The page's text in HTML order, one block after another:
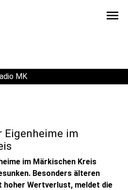
menu
MK
Eigenheime im
im Märkischen Kreis
Besonders älteren
hoher Wertverlust, meldet die